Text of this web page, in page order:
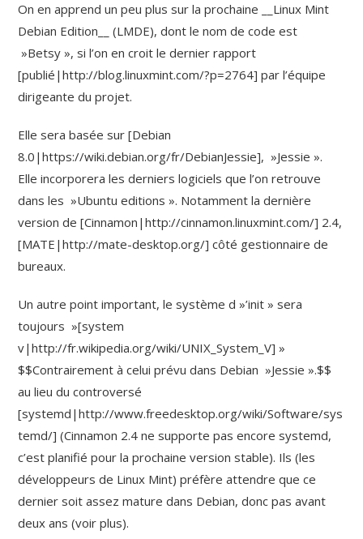
On en apprend un peu plus sur la prochaine __Linux Mint
Debian Edition__ (LMDE), dont le nom de code est
»Betsy », si l’on en croit le dernier rapport
[publié|http://blog.linuxmint.com/?p=2764] par l’équipe
dirigeante du projet.
Elle sera basée sur [Debian
8.0|https://wiki.debian.org/fr/DebianJessie], »Jessie ».
Elle incorporera les derniers logiciels que l’on retrouve
dans les »Ubuntu editions ». Notamment la dernière
version de [Cinnamon|http://cinnamon.linuxmint.com/] 2.4,
[MATE|http://mate-desktop.org/] côté gestionnaire de
bureaux.
Un autre point important, le système d »’init » sera
toujours »[system
v|http://fr.wikipedia.org/wiki/UNIX_System_V] »
$$Contrairement à celui prévu dans Debian »Jessie ».$$
au lieu du controversé
[systemd|http://www.freedesktop.org/wiki/Software/sys
temd/] (Cinnamon 2.4 ne supporte pas encore systemd,
c’est planifié pour la prochaine version stable). Ils (les
développeurs de Linux Mint) préfère attendre que ce
dernier soit assez mature dans Debian, donc pas avant
deux ans (voir plus).